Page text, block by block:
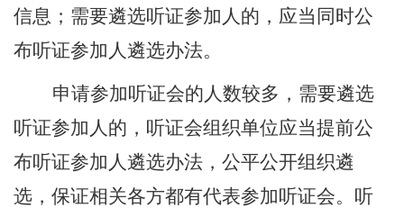
信息；需要遴选听证参加人的，应当同时公
布听证参加人遴选办法。
申请参加听证会的人数较多，需要遴选
听证参加人的，听证会组织单位应当提前公
布听证参加人遴选办法，公平公开组织遴
选，保证相关各方都有代表参加听证会。听